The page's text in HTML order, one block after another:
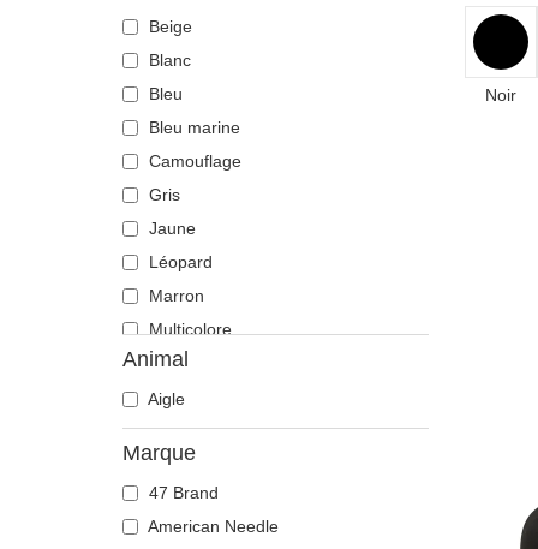
Beige
Blanc
Bleu
Bleu marine
Camouflage
Gris
Jaune
Léopard
Marron
Multicolore
Noir
Orange
Rose
Rouge
Vert
Violette
Animal
Aigle
Marque
47 Brand
American Needle
Noir